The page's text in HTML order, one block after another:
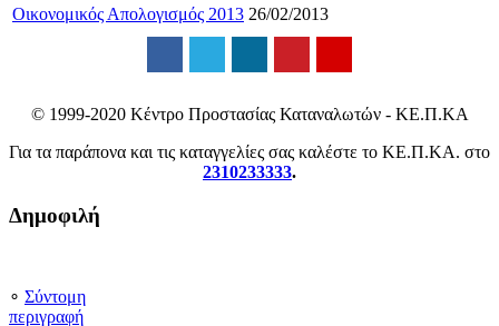
Οικονομικός Απολογισμός 2013 26/02/2013
© 1999-2020 Κέντρο Προστασίας Καταναλωτών - ΚΕ.Π.ΚΑ
Για τα παράπονα και τις καταγγελίες σας καλέστε το ΚΕ.Π.ΚΑ. στο
2310233333.
Δημοφιλή
∘ Σύντομη
περιγραφή